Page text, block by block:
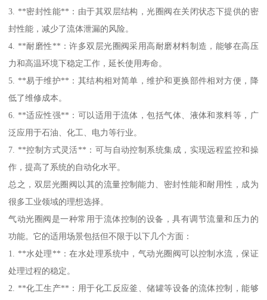
3. **密封性能**：由于其双层结构，光圈阀在关闭状态下提供的密
封性能，减少了流体泄漏的风险。
4. **耐磨性**：许多双层光圈阀采用高耐磨材料制造，能够在高压
力和高温环境下稳定工作，延长使用寿命。
5. **易于维护**：其结构相对简单，维护和更换部件相对方便，降
低了维修成本。
6. **适应性强**：可以适用于流体，包括气体、液体和浆料等，广
泛应用于石油、化工、电力等行业。
7. **控制方式灵活**：可与自动控制系统集成，实现远程监控和操
作，提高了系统的自动化水平。
总之，双层光圈阀以其的流量控制能力、密封性能和耐用性，成为
很多工业领域的理想选择。
气动光圈阀是一种常用于流体控制的设备，具有调节流量和压力的
功能。它的适用场景包括但不限于以下几个方面：
1. **水处理**：在水处理系统中，气动光圈阀可以控制水流，保证
处理过程的稳定。
2. **化工生产**：用于化工反应釜、储罐等设备的流体控制，能够